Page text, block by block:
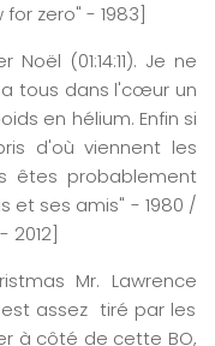
zero" - 1983]
Noël (01:14:11). Je ne
a tous dans l'cœur un
en hélium. Enfin si
d'où viennent les
êtes probablement
et ses amis" - 1980 /
2012]
Mr. Lawrence
assez tiré par les
à côté de cette BO,